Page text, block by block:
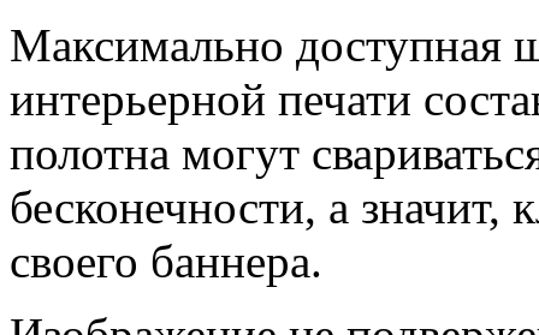
Максимально доступная
интерьерной печати
полотна могут
бесконечности, а значит,
своего баннера.